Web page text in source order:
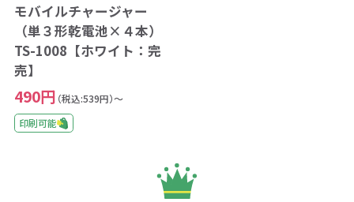
モバイルチャージャー
（単３形乾電池×４本）
TS-1008【ホワイト：完
売】
490円 （税込:539円）～
印刷可能